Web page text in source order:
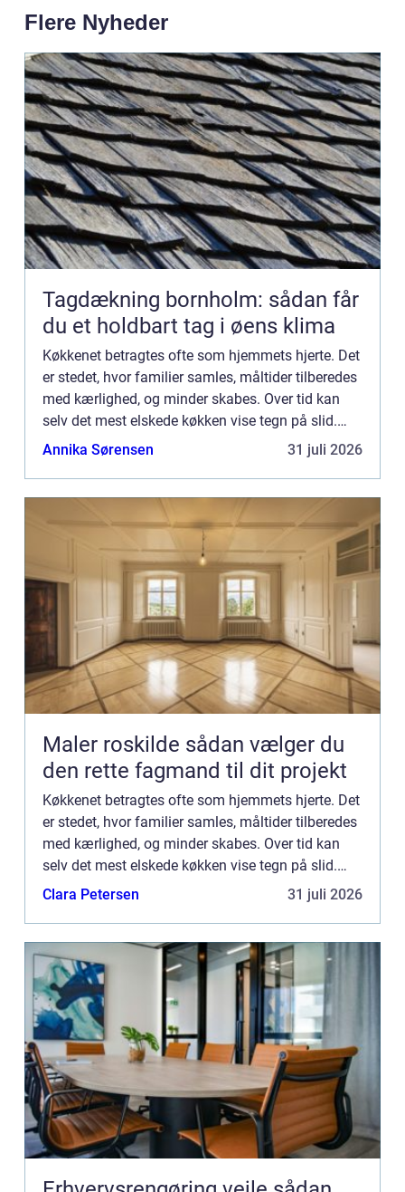
Flere Nyheder
Tagdækning bornholm: sådan får
du et holdbart tag i øens klima
Køkkenet betragtes ofte som hjemmets hjerte. Det
er stedet, hvor familier samles, måltider tilberedes
med kærlighed, og minder skabes. Over tid kan
selv det mest elskede køkken vise tegn på slid.
Skufferne og skabsl&ar...
Annika Sørensen 31 juli 2026
Maler roskilde sådan vælger du
den rette fagmand til dit projekt
Køkkenet betragtes ofte som hjemmets hjerte. Det
er stedet, hvor familier samles, måltider tilberedes
med kærlighed, og minder skabes. Over tid kan
selv det mest elskede køkken vise tegn på slid.
Skufferne og skabsl&ar...
Clara Petersen 31 juli 2026